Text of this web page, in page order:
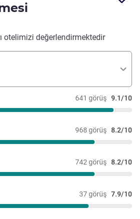
otelimizi değerlendirmektedir
641 görüş 9.1/10
968 görüş 8.2/10
742 görüş 8.2/10
37 görüş 7.9/10